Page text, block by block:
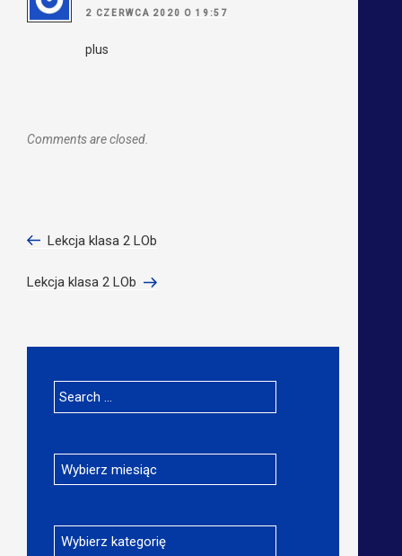
2 CZERWCA 2020 O 19:57
plus
Comments are closed.
wpisu
Previous
Lekcja klasa 2 LOb
Next
Lekcja klasa 2 LOb
Search
for:
Archiwa
Kategorie